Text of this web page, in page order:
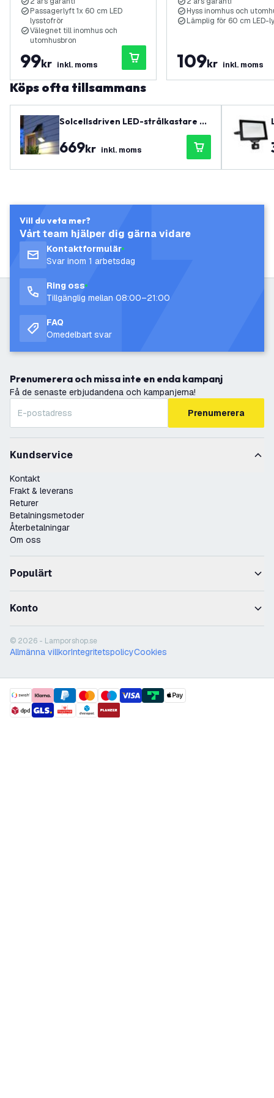
Passagerlyft 1x 60 cm LED
lysstofrör
Välegnet till inomhus och
utomhusbron
99kr inkl. moms
Hyss inomhus och
Lämplig för 60 cm LED-
109kr inkl. moms
Köps ofta tillsammans
Solcellsdriven LED-strålkastare –
4800 lumen – 4000K – IP65 – 6000
mAh
669kr inkl. moms
Vill du veta mer?
Vårt team hjälper dig gärna vidare
Kontaktformulär
Svar inom 1 arbetsdag
Ring oss
Tillgänglig mellan 08:00–21:00
FAQ
Omedelbart svar
Prenumerera och missa inte en enda kampanj
Få de senaste erbjudandena och kampanjerna!
Prenumerera
Kundservice
Kontakt
Frakt & leverans
Returer
Betalningsmetoder
Återbetalningar
Om oss
Populärt
Konto
© 2026 - Lamporshop.se
Allmänna villkorIntegritetspolicyCookies
payment methods
shipment methods